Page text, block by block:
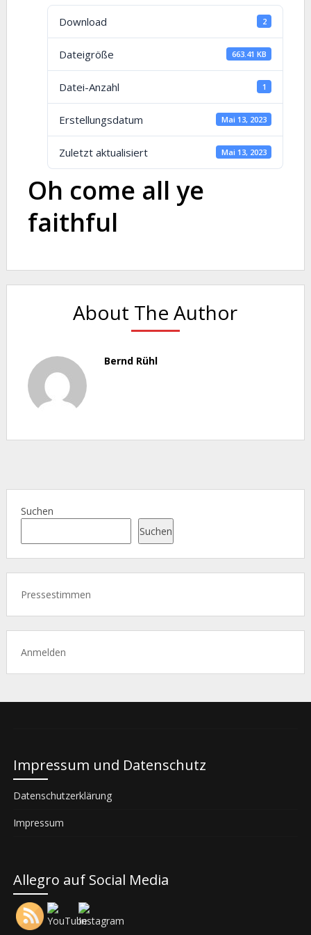
Download 2
Dateigröße 663.41 KB
Datei-Anzahl 1
Erstellungsdatum Mai 13, 2023
Zuletzt aktualisiert Mai 13, 2023
Oh come all ye
faithful
About The Author
Bernd Rühl
Suchen
Suchen
Pressestimmen
Anmelden
Impressum und Datenschutz
Datenschutzerklärung
Impressum
Allegro auf Social Media